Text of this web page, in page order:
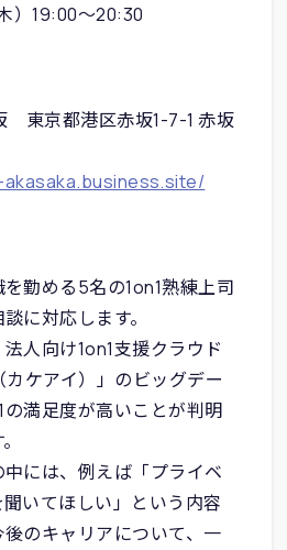
）19:00〜20:30
東京都港区赤坂1-7-1 赤坂
勤める5名の1on1熟練上司
に対応します。
人向け1on1支援クラウド
ケアイ）」のビッグデー
の満足度が高いことが判明
には、例えば「プライベ
いてほしい」という内容
のキャリアについて、一